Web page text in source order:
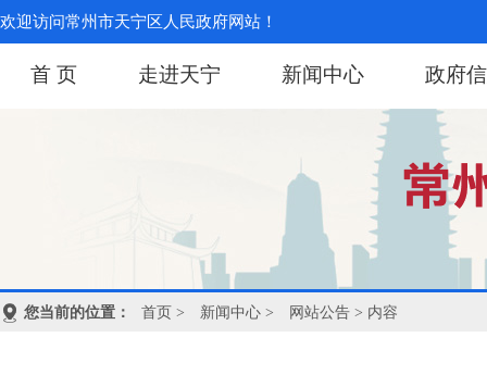
欢迎访问常州市天宁区人民政府网站！
首 页 走进天宁 新闻中心 政府
您当前的位置： 首页 > 新闻中心 > 网站公告 > 内容